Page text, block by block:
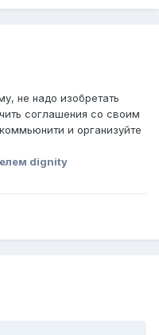
не надо изобретать
соглашения со своим
и организуйте
dignity